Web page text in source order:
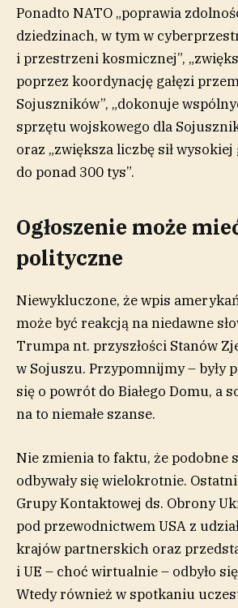
Ponadto NATO „poprawia
dziedzinach, w tym w
i przestrzeni kosmicznej”,
poprzez koordynację gałęzi
Sojuszników”, „dokonuje
sprzętu wojskowego dla
oraz „zwiększa liczbę sił
do ponad 300 tys”.
Ogłoszenie może
polityczne
Niewykluczone, że wpis
może być reakcją na niedawne
Trumpa nt. przyszłości Stanów
w Sojuszu. Przypomnijmy – były
się o powrót do Białego Domu, a
na to niemałe szanse.
Nie zmienia to faktu, że podobne
odbywały się wielokrotnie.
Grupy Kontaktowej ds. Obrony
pod przewodnictwem USA z
krajów partnerskich oraz
i UE – choć wirtualnie – odbyło
Wtedy również w spotkaniu